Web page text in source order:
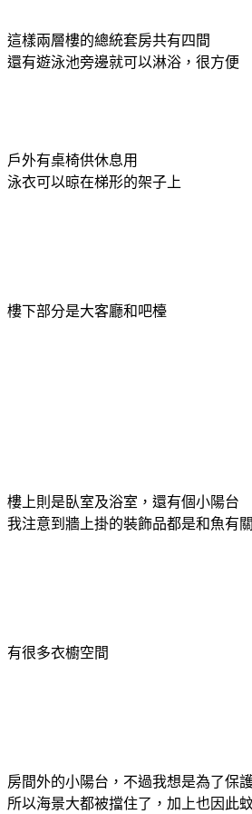
這樣兩層樓的總統套房共有四間
還有遊泳池旁邊就可以淋浴，很方便
戶外有桌椅供休息用
泳衣可以晾在梯形的架子上
樓下部分是大客廳和吧檯
樓上則是臥室及浴室，還有個小陽台
我注意到牆上掛的裝飾品都是和魚有
有很多衣櫥空間
房間外的小陽台，不過我想是為了保
所以海景大都被擋住了，加上也因此